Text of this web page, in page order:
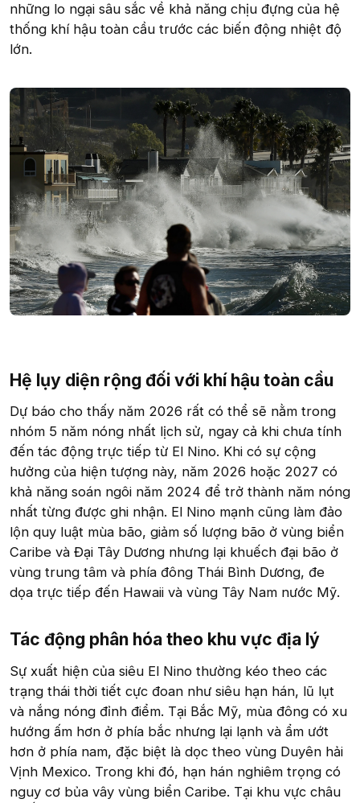
những lo ngại sâu sắc về khả năng chịu đựng của hệ
thống khí hậu toàn cầu trước các biến động nhiệt độ
lớn.
Hệ lụy diện rộng đối với khí hậu toàn cầu​
Dự báo cho thấy năm 2026 rất có thể sẽ nằm trong
nhóm 5 năm nóng nhất lịch sử, ngay cả khi chưa tính
đến tác động trực tiếp từ El Nino. Khi có sự cộng
hưởng của hiện tượng này, năm 2026 hoặc 2027 có
khả năng soán ngôi năm 2024 để trở thành năm nóng
nhất từng được ghi nhận. El Nino mạnh cũng làm đảo
lộn quy luật mùa bão, giảm số lượng bão ở vùng biển
Caribe và Đại Tây Dương nhưng lại khuếch đại bão ở
vùng trung tâm và phía đông Thái Bình Dương, đe
dọa trực tiếp đến Hawaii và vùng Tây Nam nước Mỹ.
Tác động phân hóa theo khu vực địa lý​
Sự xuất hiện của siêu El Nino thường kéo theo các
trạng thái thời tiết cực đoan như siêu hạn hán, lũ lụt
và nắng nóng đỉnh điểm. Tại Bắc Mỹ, mùa đông có xu
hướng ấm hơn ở phía bắc nhưng lại lạnh và ẩm ướt
hơn ở phía nam, đặc biệt là dọc theo vùng Duyên hải
Vịnh Mexico. Trong khi đó, hạn hán nghiêm trọng có
nguy cơ bủa vây vùng biển Caribe. Tại khu vực châu